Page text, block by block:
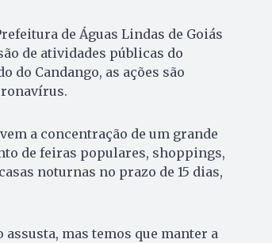
de Águas Lindas de Goiás
de atividades públicas do
do Candango, as ações são
a concentração de um grande
de feiras populares, shoppings,
noturnas no prazo de 15 dias,
mas temos que manter a